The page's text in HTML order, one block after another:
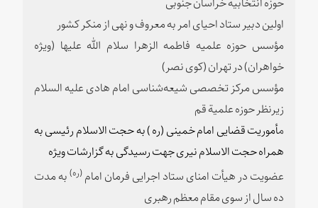
اولین دبیر ستاد احیای امر به معروف و نهی از منکر کشور
مؤسس حوزه علمیه فاطمه الزهرا سلام الله علیها (ویژه
خواهران) در تهران (کوی نصر)
مؤسس مرکز تخصصی شیعه‌شناسی امام هادی علیه السلام
زیرنظر حوزه علمیة قم
مأموریت قضایی امام خمینی (‌ره ) به حجت الاسلام رئیسی به
همراه حجت الاسلام نیری جهت رسیدگی به گزارشات ویژه
عضویت در هیأت امنای ستاد اجرایی فرمان امام(ره)به مدت
ده سال از سوی مقام معظم رهبری